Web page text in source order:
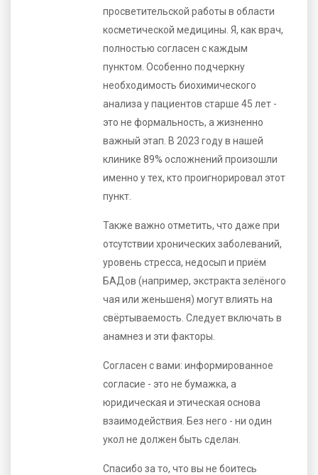
просветительской работы в области
косметической медицины. Я, как врач,
полностью согласен с каждым
пунктом. Особенно подчеркну
необходимость биохимического
анализа у пациентов старше 45 лет -
это не формальность, а жизненно
важный этап. В 2023 году в нашей
клинике 89% осложнений произошли
именно у тех, кто проигнорировал этот
пункт.
Также важно отметить, что даже при
отсутствии хронических заболеваний,
уровень стресса, недосып и приём
БАДов (например, экстракта зелёного
чая или женьшеня) могут влиять на
свёртываемость. Следует включать в
анамнез и эти факторы.
Согласен с вами: информированное
согласие - это не бумажка, а
юридическая и этическая основа
взаимодействия. Без него - ни один
укол не должен быть сделан.
Спасибо за то, что вы не боитесь